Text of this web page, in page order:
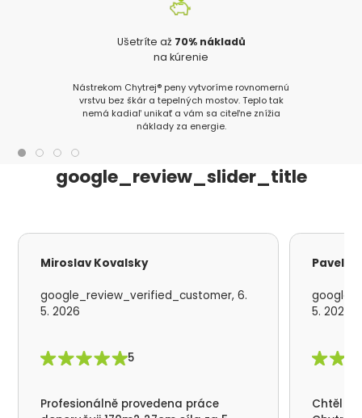
Ušetríte až 70% nákladů
na kúrenie
Nástrekom Chytrej® peny vytvoríme rovnomernú
vrstvu bez škár a tepelných mostov. Teplo tak
nemá kadiaľ unikať a vám sa citeľne znížia
náklady za energie.
google_review_slider_title
Miroslav Kovalsky
google_review_verified_customer, 6.
5. 2026
5
Profesionálně provedena práce
Pavel
5. 2026
Chtěl